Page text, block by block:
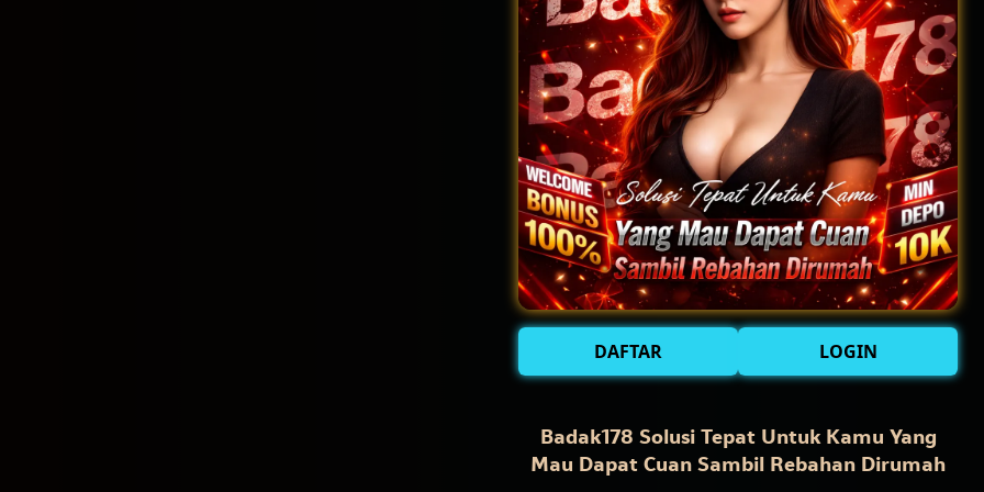
DAFTAR LOGIN
Badak178 Solusi Tepat Untuk Kamu Yang
Mau Dapat Cuan Sambil Rebahan Dirumah